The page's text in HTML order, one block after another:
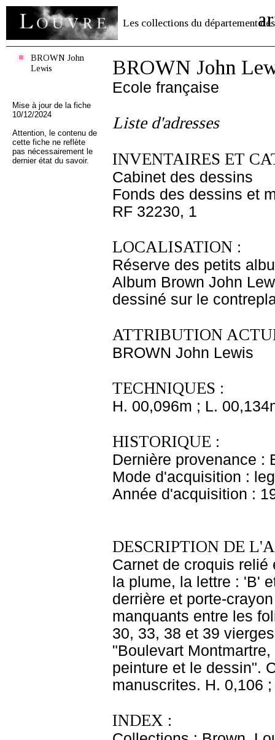
Les collections du département des
BROWN John
Lewis
Mise à jour de la fiche
10/12/2024
Attention, le contenu de
cette fiche ne reflète
pas nécessairement le
dernier état du savoir.
BROWN John
Ecole française
Liste d'adresses
INVENTAIRES ET
Cabinet des dessins
Fonds des dessins et
RF 32230, 1
LOCALISATION :
Réserve des petits
Album Brown John
dessiné sur le
ATTRIBUTION
BROWN John Lewis
TECHNIQUES :
H. 00,096m ; L.
HISTORIQUE :
Dernière provenance :
Mode d'acquisition :
Année d'acquisition :
DESCRIPTION DE
Carnet de croquis
la plume, la lettre : 'B'
derrière et porte-
manquants entre les
30, 33, 38 et 39
"Boulevart
peinture et le dessin".
manuscrites. H. 0,106
INDEX :